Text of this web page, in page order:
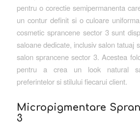
pentru o corectie semipermanenta
un contur definit si o culoare
cosmetic sprancene sector 3 sunt
saloane dedicate, inclusiv salon tatuaj
salon sprancene sector 3. Acestea
pentru a crea un look natural
preferintelor si stilului fiecarui client.
Micropigmentare
3